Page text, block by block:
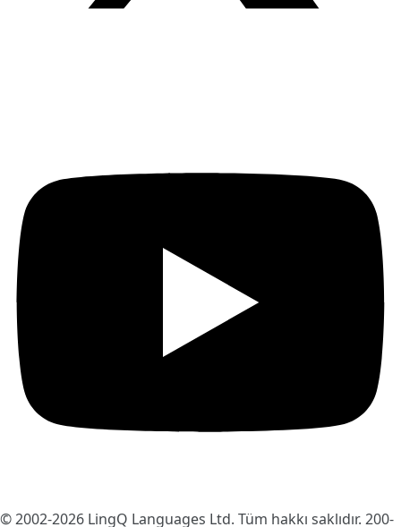
© 2002-2026 LingQ Languages Ltd. Tüm hakkı saklıdır. 200-